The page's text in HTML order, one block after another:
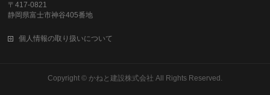
〒417-0821
静岡県富士市神谷405番地
個人情報の取り扱いについて
Copyright © かねと建設株式会社 All Rights Reserved.